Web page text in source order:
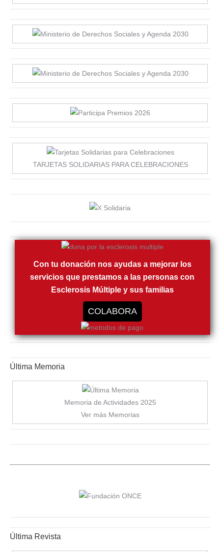
TARJETAS SOLIDARIAS PARA CELEBRACIONES
Con tu donación nos ayudas a mejorar los
servicios que prestamos a las personas con
Esclerosis Múltiple y sus familias
COLABORA
Última Memoria
Memoria de Actividades 2025
Ver más Memorias
Última Revista